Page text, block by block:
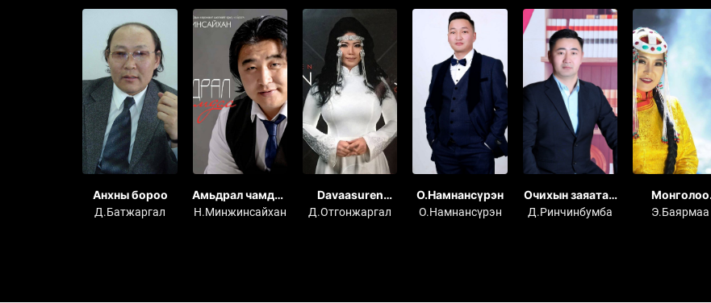
Анхны бороо
Д.Батжаргал
Амьдрал чамдаа
цомог
Н.Минжинсайхан
Davaasuren
OTGONJARGAL
Д.Отгонжаргал
О.Намнансүрэн
О.Намнансүрэн
Очихын заяатай
диваажин
Д.Ринчинбумба
Монголоо
зорьлоо
Э.Баярмаа